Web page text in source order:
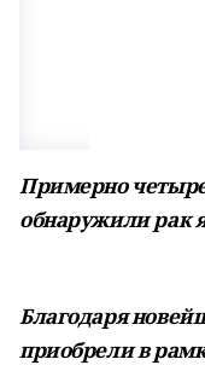
Примерно
обнаружили рак
Благодаря
приобрели в